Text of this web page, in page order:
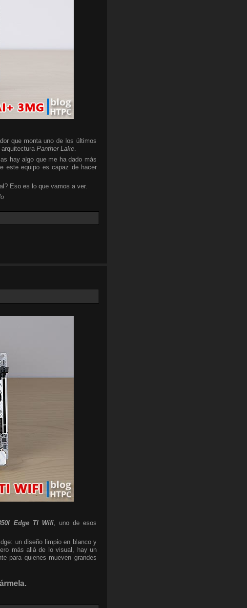
que monta uno de los últimos
Panther Lake
hay algo que me ha dado más
este equipo es capaz de hacer
Eso es lo que vamos a ver.
Edge TI Wifi, uno de esos
un diseño limpio en blanco y
más allá de lo visual, hay un
para quienes mueven grandes